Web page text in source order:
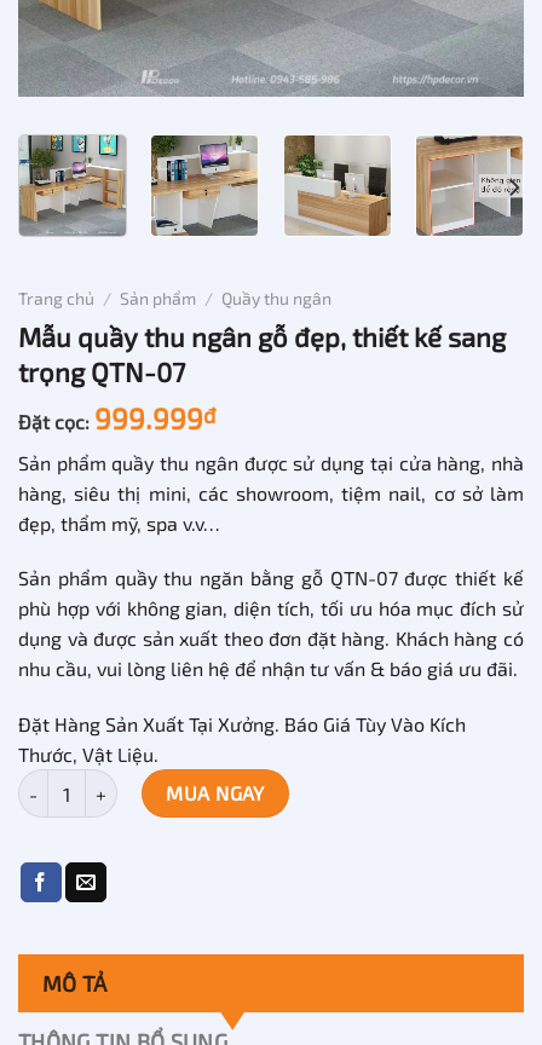
Trang chủ / Sản phẩm / Quầy thu ngân
Mẫu quầy thu ngân gỗ đẹp, thiết kế sang
trọng QTN-07
Đặt cọc: 999.999đ
Sản phẩm quầy thu ngân được sử dụng tại cửa hàng, nhà
hàng, siêu thị mini, các showroom, tiệm nail, cơ sở làm
đẹp, thẩm mỹ, spa v.v…
Sản phẩm quầy thu ngăn bằng gỗ QTN-07 được thiết kế
phù hợp với không gian, diện tích, tối ưu hóa mục đích sử
dụng và được sản xuất theo đơn đặt hàng. Khách hàng có
nhu cầu, vui lòng liên hệ để nhận tư vấn & báo giá ưu đãi.
Đặt Hàng Sản Xuất Tại Xưởng. Báo Giá Tùy Vào Kích
Thước, Vật Liệu.
Mẫu quầy thu ngân gỗ đẹp, thiết kế sang trọng QTN-07 số lượng
MUA NGAY
MÔ TẢ